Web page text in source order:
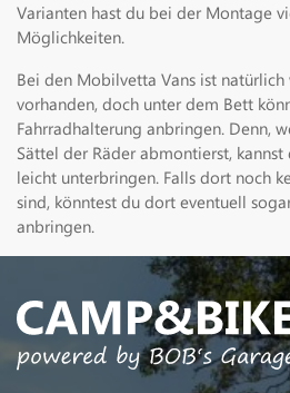
Varianten hast du bei der Montage
Möglichkeiten.
Bei den Mobilvetta Vans ist natürlich
vorhanden, doch unter dem Bett
Fahrradhalterung anbringen. Denn,
Sättel der Räder abmontierst,
leicht unterbringen. Falls dort noch
sind, könntest du dort eventuell
anbringen.